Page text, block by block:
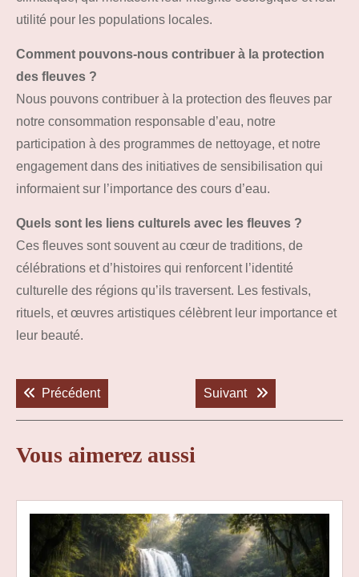
utilité pour les populations locales.
Comment pouvons-nous contribuer à la protection
des fleuves ?
Nous pouvons contribuer à la protection des fleuves par
notre consommation responsable d’eau, notre
participation à des programmes de nettoyage, et notre
engagement dans des initiatives de sensibilisation qui
informaient sur l’importance des cours d’eau.
Quels sont les liens culturels avec les fleuves ?
Ces fleuves sont souvent au cœur de traditions, de
célébrations et d’histoires qui renforcent l’identité
culturelle des régions qu’ils traversent. Les festivals,
rituels, et œuvres artistiques célèbrent leur importance et
leur beauté.
de
l’article
PrécédentPrevious post: Suivant Next post:
Vous aimerez aussi